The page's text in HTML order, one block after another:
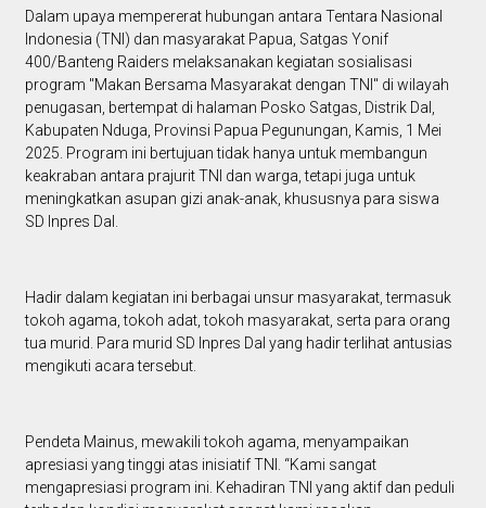
Dalam upaya mempererat hubungan antara Tentara Nasional
Indonesia (TNI) dan masyarakat Papua, Satgas Yonif
400/Banteng Raiders melaksanakan kegiatan sosialisasi
program "Makan Bersama Masyarakat dengan TNI" di wilayah
penugasan, bertempat di halaman Posko Satgas, Distrik Dal,
Kabupaten Nduga, Provinsi Papua Pegunungan, Kamis, 1 Mei
2025. Program ini bertujuan tidak hanya untuk membangun
keakraban antara prajurit TNI dan warga, tetapi juga untuk
meningkatkan asupan gizi anak-anak, khususnya para siswa
SD Inpres Dal.
Hadir dalam kegiatan ini berbagai unsur masyarakat, termasuk
tokoh agama, tokoh adat, tokoh masyarakat, serta para orang
tua murid. Para murid SD Inpres Dal yang hadir terlihat antusias
mengikuti acara tersebut.
Pendeta Mainus, mewakili tokoh agama, menyampaikan
apresiasi yang tinggi atas inisiatif TNI. “Kami sangat
mengapresiasi program ini. Kehadiran TNI yang aktif dan peduli